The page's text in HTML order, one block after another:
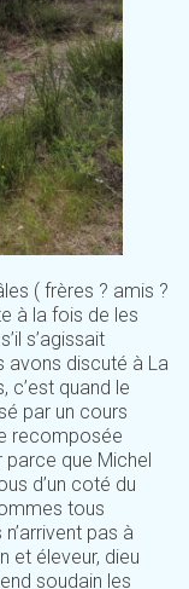
( frères ? amis ?
à la fois de les
s’agissait
avons discuté à La
c’est quand le
par un cours
recomposée
que Michel
d’un coté du
tous
pas à
et éleveur, dieu
soudain les